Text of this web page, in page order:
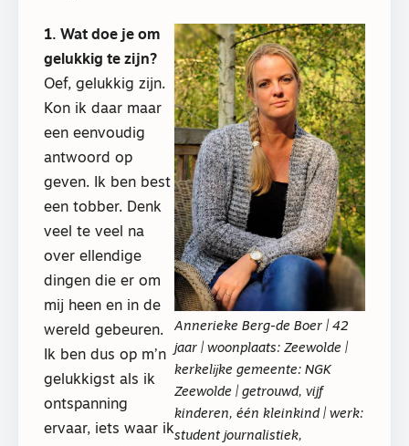
Annerieke Berg-de Boer | 42
jaar | woonplaats: Zeewolde |
kerkelĳke gemeente: NGK
Zeewolde | getrouwd, vijf
kinderen, één kleinkind | werk:
student journalistiek,
1. Wat doe je om
gelukkig te zijn?
Oef, gelukkig zijn.
Kon ik daar maar
een eenvoudig
antwoord op
geven. Ik ben best
een tobber. Denk
veel te veel na
over ellendige
dingen die er om
mij heen en in de
wereld gebeuren.
Ik ben dus op m’n
gelukkigst als ik
ontspanning
ervaar, iets waar ik